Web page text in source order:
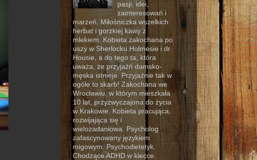
pasji, idei,
zainteresowań i
marzeń. Miłośniczka wszelkich
herbat i gorzkiej kawy z
mlekiem. Kobieta zakochana po
uszy w Sherlocku Holmesie i dr.
Housie, a do tego ta, która
uważa, że przyjaźń damsko-
męska istnieje. Przyjaźnie tak w
ogóle to skarb! Zakochana we
Wrocławiu, w którym mieszkała
10 lat, przyzwyczajona do życia
w Krakowie. Kobieta pracująca,
rozwijająca się i
wielozadaniowa. Psycholog
zafascynowany językiem
migowym. Psychodietetyk.
Chodzące ADHD w kiecce.